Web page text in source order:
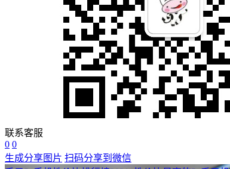
联系客服
0 0
生成分享图片 扫码分享到微信